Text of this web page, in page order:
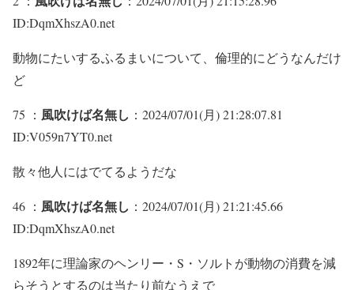
ID:DqmXhszA0.net
動物にたいするふるまいについて、倫理的にどうなんだけ
ど
75 ： 風吹けば名無し ：2024/07/01(月) 21:28:07.81
ID:V059n7YT0.net
散々他人にはでてるようだな
46 ： 風吹けば名無し ：2024/07/01(月) 21:21:45.66
ID:DqmXhszA0.net
1892年に理論家のヘンリー・S・ソルトが動物の消費を減
らそうとするのは当たり前なうえで